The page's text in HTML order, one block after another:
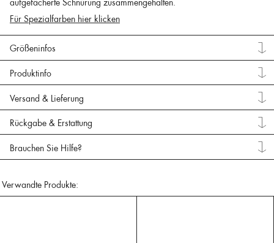
aufgefächerte Schnürung zusammengehalten.
Für Spezialfarben hier klicken
Größeninfos
Produktinfo
Versand & Lieferung
Rückgabe & Erstattung
Brauchen Sie Hilfe?
Verwandte Produkte: